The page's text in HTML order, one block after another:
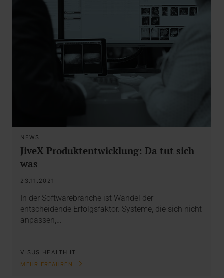
NEWS
JiveX Produktentwicklung: Da tut sich
was
23.11.2021
In der Softwarebranche ist Wandel der
entscheidende Erfolgsfaktor. Systeme, die sich nicht
anpassen,…
VISUS HEALTH IT
MEHR ERFAHREN